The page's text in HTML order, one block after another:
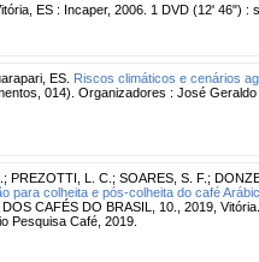
ES : Incaper, 2006. 1 DVD (12' 46") :
ES. Riscos climáticos e cenários
014). Organizadores : José
; PREZOTTI, L. C. ; SOARES, S. F. ;
para colheita e pós-colheita do café
CAFÉS DO BRASIL, 10., 2019,
Pesquisa Café, 2019.